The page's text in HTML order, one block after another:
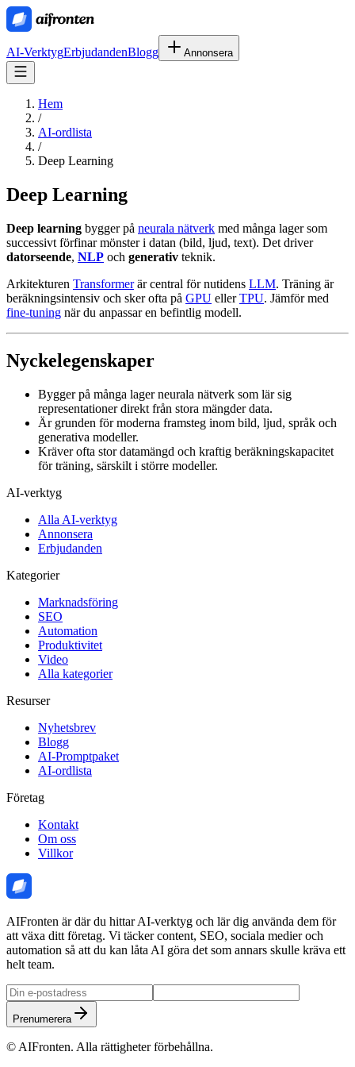
AI-VerktygErbjudandenBlogg Annonsera
Hem
/
AI-ordlista
/
Deep Learning
Deep Learning
Deep learning bygger på neurala nätverk med många lager som
successivt förfinar mönster i datan (bild, ljud, text). Det driver
datorseende, NLP och generativ teknik.
Arkitekturen Transformerär central för nutidens LLM. Träning är
beräkningsintensiv och sker ofta på GPU ellerTPU. Jämför med
fine-tuning när du anpassar en befintlig modell.
Nyckelegenskaper
Bygger på många lager neurala nätverk som lär sig
representationer direkt från stora mängder data.
Är grunden för moderna framsteg inom bild, ljud, språk och
generativa modeller.
Kräver ofta stor datamängd och kraftig beräkningskapacitet
för träning, särskilt i större modeller.
AI-verktyg
Alla AI-verktyg
Annonsera
Erbjudanden
Kategorier
Marknadsföring
SEO
Automation
Produktivitet
Video
Alla kategorier
Resurser
Nyhetsbrev
Blogg
AI-Promptpaket
AI-ordlista
Företag
Kontakt
Om oss
Villkor
AIFronten är där du hittar AI-verktyg och lär dig använda dem för
att växa ditt företag. Vi täcker content, SEO, sociala medier och
automation så att du kan låta AI göra det som annars skulle kräva ett
helt team.
Prenumerera
© AIFronten. Alla rättigheter förbehållna.